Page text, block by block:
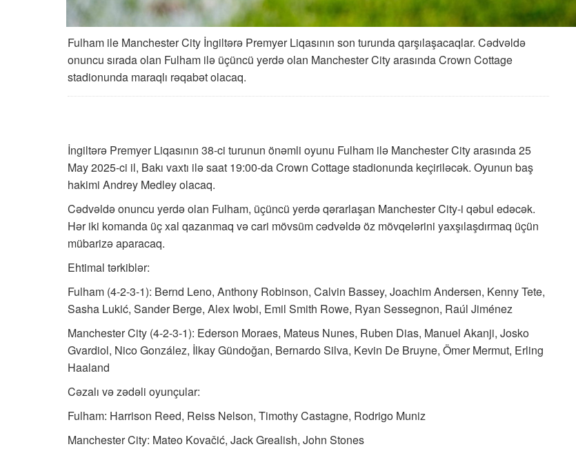
Fulham ile Manchester City İngiltərə Premyer Liqasının son turunda qarşılaşacaqlar. Cədvəldə
onuncu sırada olan Fulham ilə üçüncü yerdə olan Manchester City arasında Crown Cottage
stadionunda maraqlı rəqabət olacaq.
İngiltərə Premyer Liqasının 38-ci turunun önəmli oyunu Fulham ilə Manchester City arasında 25
May 2025-ci il, Bakı vaxtı ilə saat 19:00-da Crown Cottage stadionunda keçiriləcək. Oyunun baş
hakimi Andrey Medley olacaq.
Cədvəldə onuncu yerdə olan Fulham, üçüncü yerdə qərarlaşan Manchester City-i qəbul edəcək.
Hər iki komanda üç xal qazanmaq və cari mövsüm cədvəldə öz mövqelərini yaxşılaşdırmaq üçün
mübarizə aparacaq.
Ehtimal tərkiblər:
Fulham (4-2-3-1): Bernd Leno, Anthony Robinson, Calvin Bassey, Joachim Andersen, Kenny Tete,
Sasha Lukić, Sander Berge, Alex Iwobi, Emil Smith Rowe, Ryan Sessegnon, Raúl Jiménez
Manchester City (4-2-3-1): Ederson Moraes, Mateus Nunes, Ruben Dias, Manuel Akanji, Josko
Gvardiol, Nico González, İlkay Gündoğan, Bernardo Silva, Kevin De Bruyne, Ömer Mermut, Erling
Haaland
Cəzalı və zədəli oyunçular:
Fulham: Harrison Reed, Reiss Nelson, Timothy Castagne, Rodrigo Muniz
Manchester City: Mateo Kovačić, Jack Grealish, John Stones